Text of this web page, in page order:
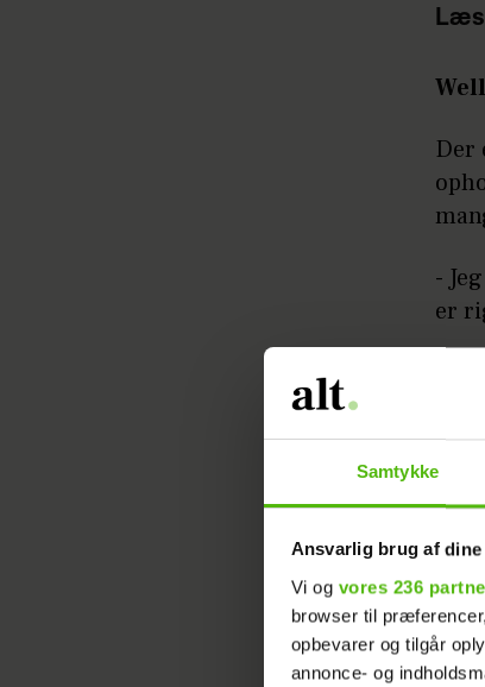
Samtykke
Ansvarlig brug af dine
Vi og vores 236
browser til
opbevarer og tilgår
annonce- og
Læs
Der
-
er